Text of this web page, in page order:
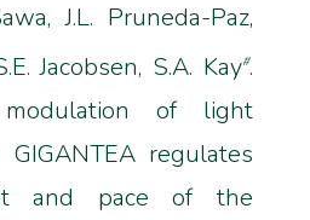
J.L. Pruneda-Paz,
Jacobsen, S.A. Kay#.
of light
regulates
and pace of the